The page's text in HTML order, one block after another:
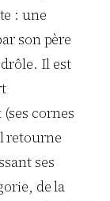
: une
son père
Il est
cornes
retourne
ses
de la